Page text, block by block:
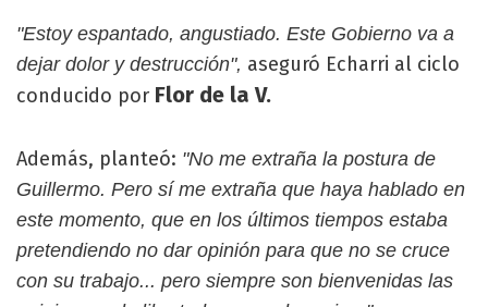
"Estoy espantado, angustiado. Este Gobierno va a
dejar dolor y destrucción", aseguró Echarri al ciclo
conducido por Flor de la V.
Además, planteó: "No me extraña la postura de
Guillermo. Pero sí me extraña que haya hablado en
este momento, que en los últimos tiempos estaba
pretendiendo no dar opinión para que no se cruce
con su trabajo... pero siempre son bienvenidas las